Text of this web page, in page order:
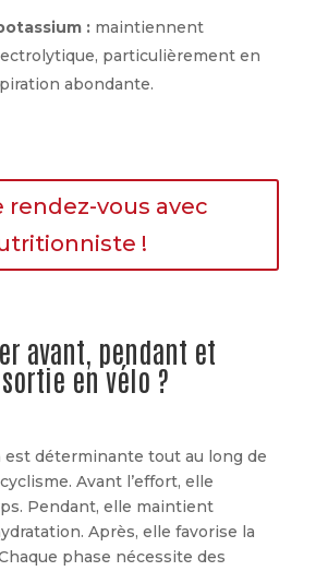
:maintiennent
particulièrement en
abondante.
rendez-vous avec
!
avant, pendant et
en vélo ?
est déterminante tout au long de
Avant l’effort, elle
Pendant, elle maintient
Après, elle favorise la
phase nécessite des